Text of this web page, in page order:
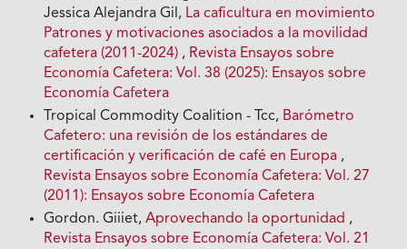
Jessica Alejandra Gil, La caficultura en movimiento
Patrones y motivaciones asociados a la movilidad
cafetera (2011-2024) , Revista Ensayos sobre
Economía Cafetera: Vol. 38 (2025): Ensayos sobre
Economía Cafetera
Tropical Commodity Coalition - Tcc, Barómetro
Cafetero: una revisión de los estándares de
certificación y verificación de café en Europa ,
Revista Ensayos sobre Economía Cafetera: Vol. 27
(2011): Ensayos sobre Economía Cafetera
Gordon. Giiiet,Aprovechando la oportunidad ,
Revista Ensayos sobre Economía Cafetera: Vol. 21